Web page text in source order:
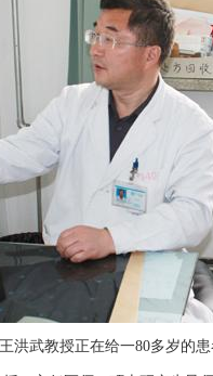
王洪武教授正在给一80多岁的